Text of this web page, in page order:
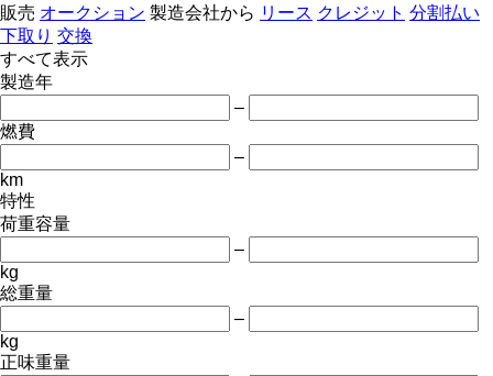
販売 オークション 製造会社から リース クレジット 分割払い
下取り 交換
すべて表示
製造年
–
燃費
–
km
特性
荷重容量
–
kg
総重量
–
kg
正味重量